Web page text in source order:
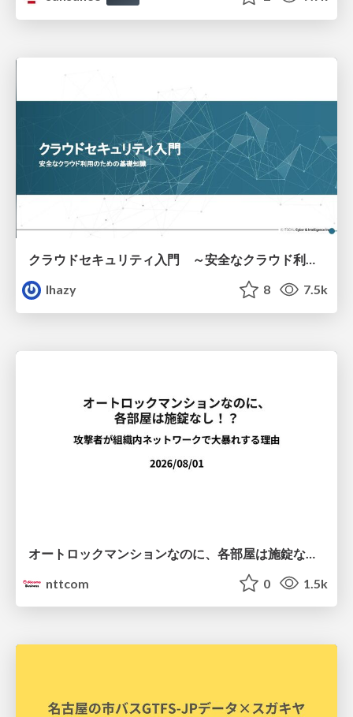
クラウドセキュリティ入門 ～安全なクラウド利用のための基礎知識～
lhazy
8 7.5k
nttcom
0 1.5k